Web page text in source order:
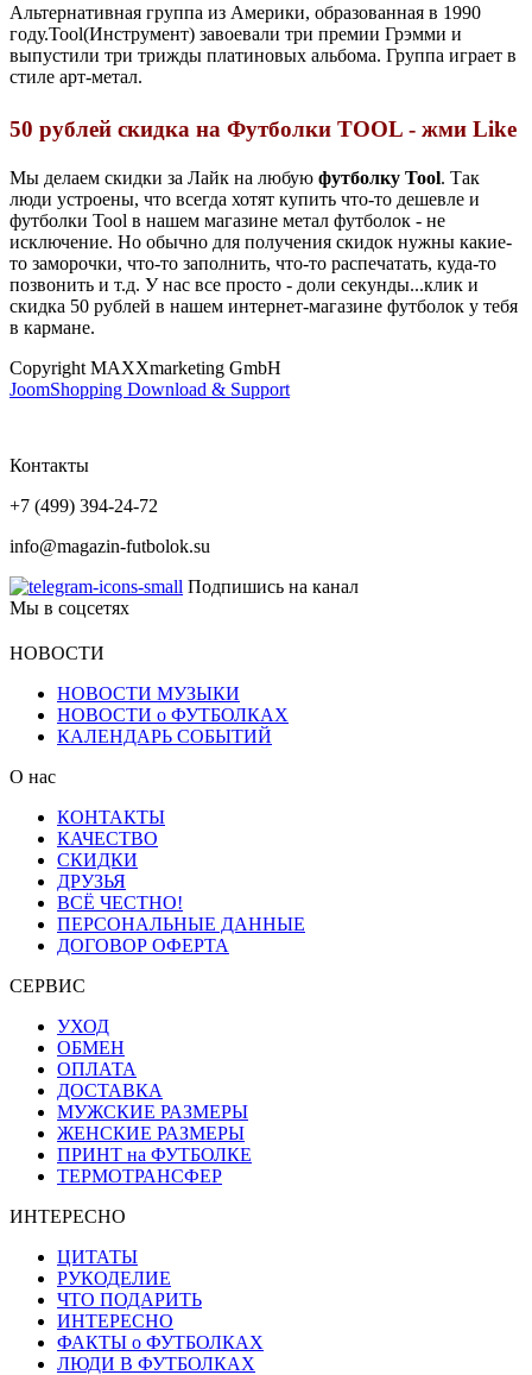
Альтернативная группа из Америки, образованная в 1990
году.Tool(Инструмент) завоевали три премии Грэмми и
выпустили три трижды платиновых альбома. Группа играет в
стиле арт-метал.
50 рублей скидка на Футболки TOOL - жми Like
Мы делаем скидки за Лайк на любую футболку Tool. Так
люди устроены, что всегда хотят купить что-то дешевле и
футболки Tool в нашем магазине метал футболок - не
исключение. Но обычно для получения скидок нужны какие-
то заморочки, что-то заполнить, что-то распечатать, куда-то
позвонить и т.д. У нас все просто - доли секунды...клик и
скидка 50 рублей в нашем интернет-магазине футболок у тебя
в кармане.
Copyright MAXXmarketing GmbH
JoomShopping Download & Support
Контакты
+7 (499) 394-24-72
info@magazin-futbolok.su
Подпишись на канал
Мы в соцсетях
НОВОСТИ
НОВОСТИ МУЗЫКИ
НОВОСТИ о ФУТБОЛКАХ
КАЛЕНДАРЬ СОБЫТИЙ
О нас
КОНТАКТЫ
КАЧЕСТВО
СКИДКИ
ДРУЗЬЯ
ВСЁ ЧЕСТНО!
ПЕРСОНАЛЬНЫЕ ДАННЫЕ
ДОГОВОР ОФЕРТА
СЕРВИС
УХОД
ОБМЕН
ОПЛАТА
ДОСТАВКА
МУЖСКИЕ РАЗМЕРЫ
ЖЕНСКИЕ РАЗМЕРЫ
ПРИНТ на ФУТБОЛКЕ
ТЕРМОТРАНСФЕР
ИНТЕРЕСНО
ЦИТАТЫ
РУКОДЕЛИЕ
ЧТО ПОДАРИТЬ
ИНТЕРЕСНО
ФАКТЫ о ФУТБОЛКАХ
ЛЮДИ В ФУТБОЛКАХ